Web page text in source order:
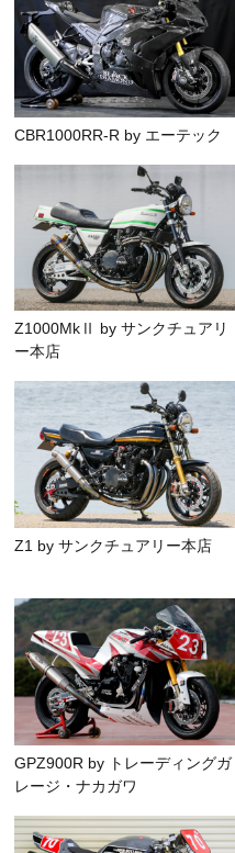
CBR1000RR-R by エーテック
Z1000MkⅡ by サンクチュアリ
ー本店
Z1 by サンクチュアリー本店
GPZ900R by トレーディングガ
レージ・ナカガワ